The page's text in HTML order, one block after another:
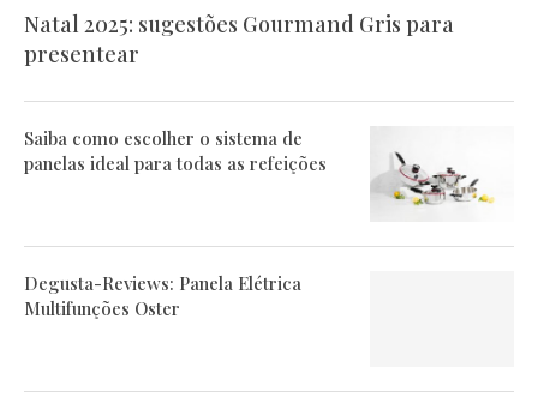
Natal 2025: sugestões Gourmand Gris para
presentear
Saiba como escolher o sistema de
panelas ideal para todas as refeições
Degusta-Reviews: Panela Elétrica
Multifunções Oster